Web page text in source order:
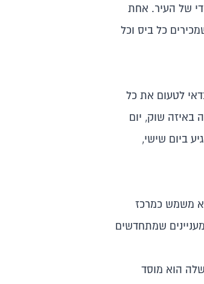
של העיר. אחת
כל ביס וכל
לטעום את כל
באיזה שוק, יום
ביום שישי,
ומאז הוא משמש כמרכז
שמתחדשים
הוא מוסד